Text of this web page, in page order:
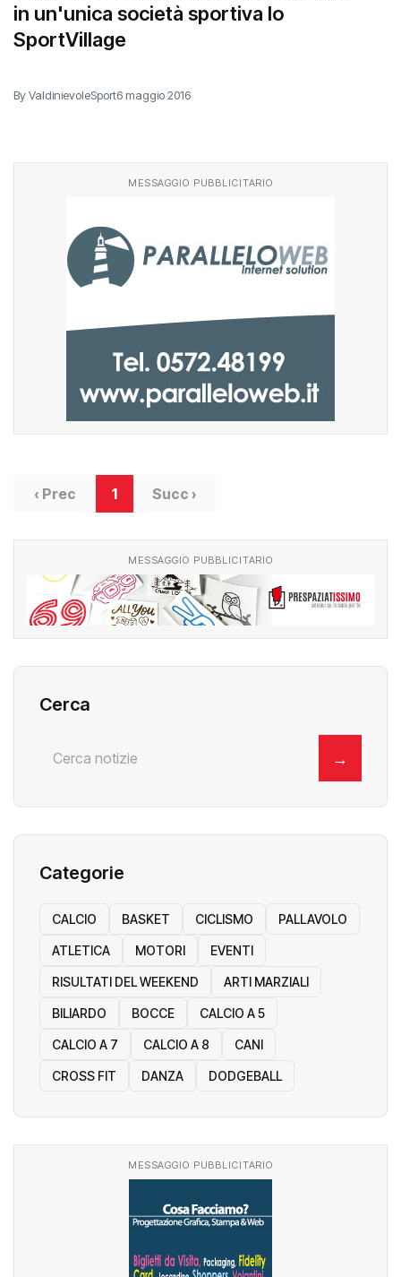
in un'unica società sportiva lo
SportVillage
By ValdinievoleSport6 maggio 2016
MESSAGGIO PUBBLICITARIO
‹ Prec 1 Succ ›
MESSAGGIO PUBBLICITARIO
Cerca
→
Categorie
CALCIO BASKET CICLISMO PALLAVOLO
ATLETICA MOTORI EVENTI
RISULTATI DEL WEEKEND ARTI MARZIALI
BILIARDO BOCCE CALCIO A 5
CALCIO A 7 CALCIO A 8 CANI
CROSS FIT DANZA DODGEBALL
MESSAGGIO PUBBLICITARIO